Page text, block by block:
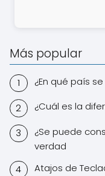
Más popular
¿En qué país
¿Cuál es la
¿Se puede
verdad
Atajos de